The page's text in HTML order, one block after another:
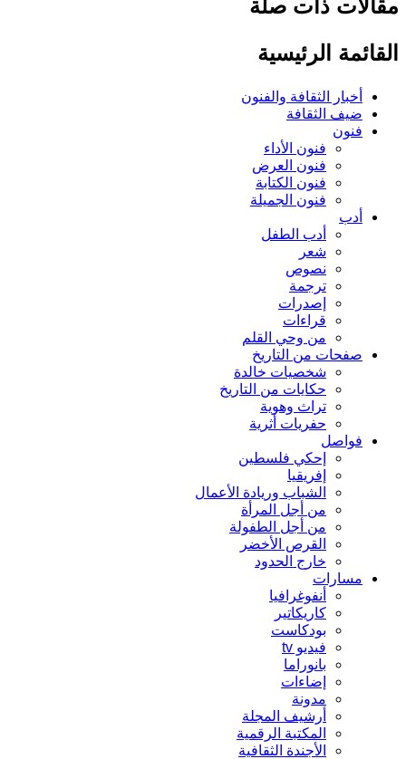
ذات صلة
الرئيسية
أخبار الثقافة والفنون
ضيف الثقافة
فنون
فنون الأداء
فنون العرض
فنون الكتابة
فنون الجميلة
أدب
أدب الطفل
شعر
نصوص
ترجمة
إصدرات
قراءات
من وحي القلم
صفحات من التاريخ
شخصيات خالدة
حكايات من التاريخ
تراث وهوية
حفريات أثرية
فواصل
إحكي فلسطين
إفريقيا
الشباب وريادة الأعمال
من أجل المرأة
من أجل الطفولة
القرص الأخضر
خارج الحدود
مسارات
أنفوغرافيا
كاريكاتير
بودكاست
فيديو tv
بانوراما
إضاءات
مدونة
أرشيف المجلة
المكتبة الرقمية
الأجندة الثقافية